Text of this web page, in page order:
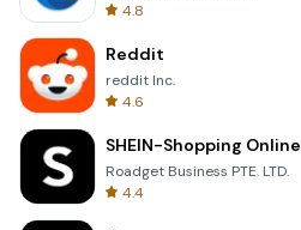
4.8
Reddit
reddit Inc.
4.6
SHEIN-Shopping Online
Roadget Business PTE. LTD.
4.4